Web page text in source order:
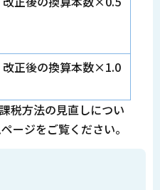
改正後の換算本数×1.0
税方法の見直しについ
ージをご覧ください。